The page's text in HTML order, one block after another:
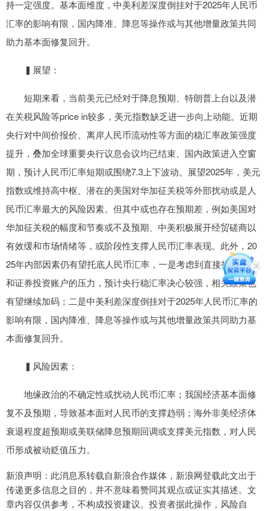
持一定强度。基本面维度，中美利差深度倒挂对于2025年人民币
汇率的影响有限，国内降准、降息等操作或与其他增量政策共同
助力基本面修复回升。
▍展望：
短期来看，当前美元已经对于降息预期、特朗普上台以及潜
在关税风险等price in较多，美元指数缺乏进一步向上动能。近期
央行对中间价报价、离岸人民币流动性等方面的稳汇率政策强度
提升，叠加全球重要央行议息会议均已结束、国内政策进入空窗
期，预计人民币汇率短期或围绕7.3上下波动。展望2025年，美元
指数或维持高中枢、潜在的美国对华加征关税等外部扰动或是人
民币汇率最大的风险因素。但其中或也存在预期差，例如美国对
华加征关税的幅度和节奏或不及预期、中美积极展开经贸磋商以
有效缓和市场情绪等，或阶段性支撑人民币汇率表现。此外，20
25年内部因素仍有望托底人民币汇率，一是考虑到直接投资账户
和证券投资账户的压力，预计央行稳汇率决心较强，相关政策也
有望继续加码；二是中美利差深度倒挂对于2025年人民币汇率的
影响有限，国内降准、降息等操作或与其他增量政策共同助力基
本面修复回升。
▍风险因素：
地缘政治的不确定性或扰动人民币汇率；我国经济基本面修
复不及预期，导致基本面对人民币的支撑趋弱；海外非美经济体
衰退程度超预期或美联储降息预期回调或支撑美元指数，对人民
币形成被动贬值压力。
新浪声明：此消息系转载自新浪合作媒体，新浪网登载此文出于
传递更多信息之目的，并不意味着赞同其观点或证实其描述。文
章内容仅供参考，不构成投资建议。投资者据此操作，风险自